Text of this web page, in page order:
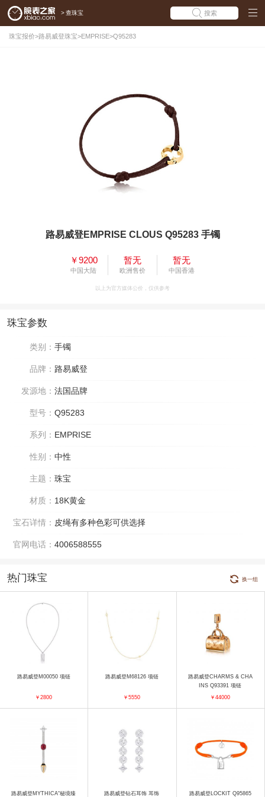
> 查珠宝 搜索
珠宝报价>路易威登珠宝>EMPRISE>Q95283
路易威登EMPRISE CLOUS Q95283 手镯
￥9200
中国大陆
暂无
欧洲售价
暂无
中国香港
以上为官方媒体公价，仅供参考
珠宝参数
类别： 手镯
品牌： 路易威登
发源地： 法国品牌
型号： Q95283
系列： EMPRISE
性别： 中性
主题： 珠宝
材质： 18K黄金
宝石详情： 皮绳有多种色彩可供选择
官网电话： 4006588555
热门珠宝 换一组
路易威登M00050 项链
￥2800
路易威登M68126 项链
￥5550
路易威登CHARMS & CHA
INS Q93391 项链
￥44000
路易威登MYTHICA“秘境臻 路易威登钻石耳饰 耳饰 路易威登LOCKIT Q95865